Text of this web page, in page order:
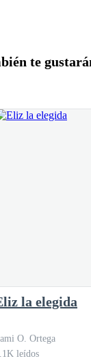
difíciles y de grandes
muchas
de que todo
te
la elegida
O. Ortega
leídos